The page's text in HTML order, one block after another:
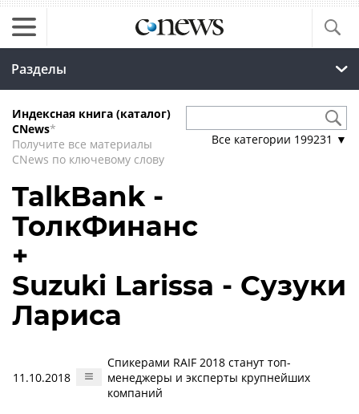
Разделы
Индексная книга (каталог)
CNews*
Получите все материалы
CNews по ключевому слову
Все категории 199231 ▼
TalkBank -
ТолкФинанс
+
Suzuki Larissa - Сузуки
Лариса
11.10.2018
Спикерами RAIF 2018 станут топ-
менеджеры и эксперты крупнейших
компаний